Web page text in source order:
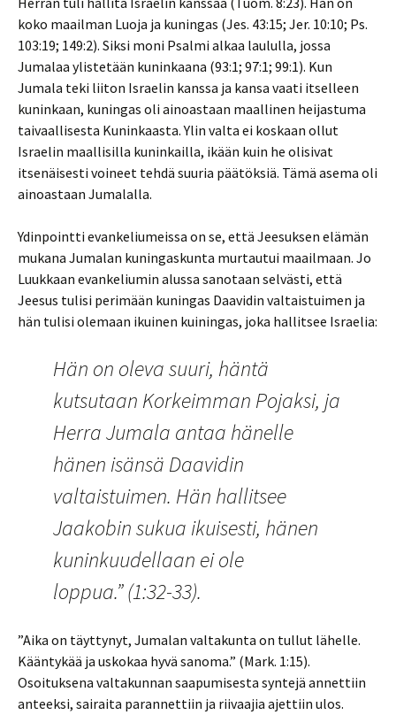
koko maailman Luoja ja kuningas (Jes. 43:15; Jer. 10:10; Ps.
103:19; 149:2). Siksi moni Psalmi alkaa laululla, jossa
Jumalaa ylistetään kuninkaana (93:1; 97:1; 99:1). Kun
Jumala teki liiton Israelin kanssa ja kansa vaati itselleen
kuninkaan, kuningas oli ainoastaan maallinen heijastuma
taivaallisesta Kuninkaasta. Ylin valta ei koskaan ollut
Israelin maallisilla kuninkailla, ikään kuin he olisivat
itsenäisesti voineet tehdä suuria päätöksiä. Tämä asema oli
ainoastaan Jumalalla.
Ydinpointti evankeliumeissa on se, että Jeesuksen elämän
mukana Jumalan kuningaskunta murtautui maailmaan. Jo
Luukkaan evankeliumin alussa sanotaan selvästi, että
Jeesus tulisi perimään kuningas Daavidin valtaistuimen ja
hän tulisi olemaan ikuinen kuiningas, joka hallitsee Israelia:
Hän on oleva suuri, häntä
kutsutaan Korkeimman Pojaksi, ja
Herra Jumala antaa hänelle
hänen isänsä Daavidin
valtaistuimen. Hän hallitsee
Jaakobin sukua ikuisesti, hänen
kuninkuudellaan ei ole
loppua.” (1:32-33).
”Aika on täyttynyt, Jumalan valtakunta on tullut lähelle.
Kääntykää ja uskokaa hyvä sanoma.” (Mark. 1:15).
Osoituksena valtakunnan saapumisesta syntejä annettiin
anteeksi, sairaita parannettiin ja riivaajia ajettiin ulos.